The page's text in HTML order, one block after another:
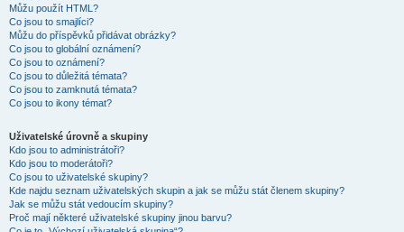
Můžu použít HTML?
Co jsou to smajlíci?
Můžu do příspěvků přidávat obrázky?
Co jsou to globální oznámení?
Co jsou to oznámení?
Co jsou to důležitá témata?
Co jsou to zamknutá témata?
Co jsou to ikony témat?
Uživatelské úrovně a skupiny
Kdo jsou to administrátoři?
Kdo jsou to moderátoři?
Co jsou to uživatelské skupiny?
Kde najdu seznam uživatelských skupin a jak se můžu stát členem skupiny?
Jak se můžu stát vedoucím skupiny?
Proč mají některé uživatelské skupiny jinou barvu?